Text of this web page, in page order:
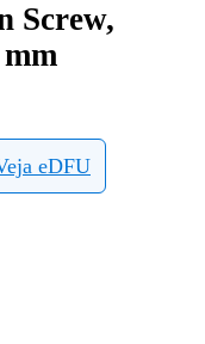
Screw,
eDFU